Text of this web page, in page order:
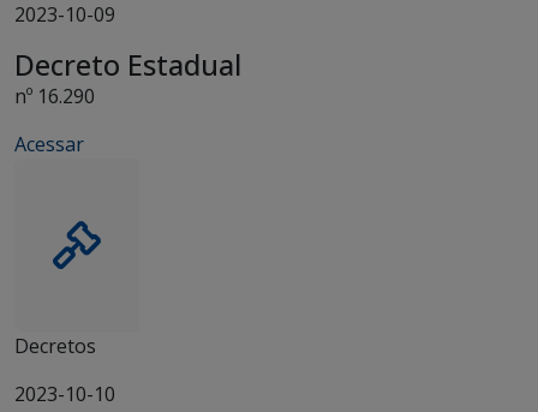
2023-10-09
Decreto Estadual
nº 16.290
Acessar
Decretos
2023-10-10